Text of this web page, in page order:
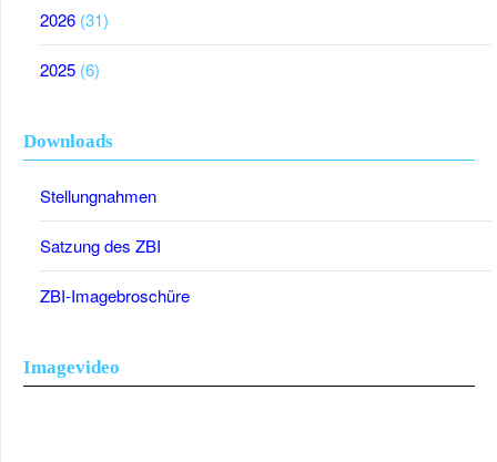
2026 (31)
2025 (6)
Downloads
Stellungnahmen
Satzung des ZBI
ZBI-Imagebroschüre
Imagevideo